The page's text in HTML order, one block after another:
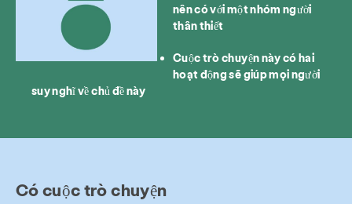
nên có với một nhóm người
thân thiết
Cuộc trò chuyện này có hai
hoạt động sẽ giúp mọi người
suy nghĩ về chủ đề này
Có cuộc trò chuyện